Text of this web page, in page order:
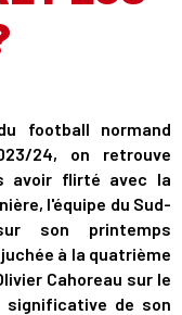
football normand
24, on retrouve
avoir flirté avec la
l'équipe du Sud-
son printemps
à la quatrième
Cahoreau sur le
de son